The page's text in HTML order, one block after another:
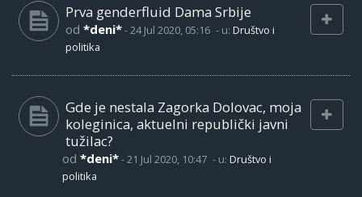
Prva genderfluid Dama Srbije
od *deni*-24 Jul 2020, 05:16 - u: Društvo i
politika
Gde je nestala Zagorka Dolovac, moja
koleginica, aktuelni republički javni
tužilac?
od *deni*-21 Jul 2020, 10:47 - u: Društvo i
politika